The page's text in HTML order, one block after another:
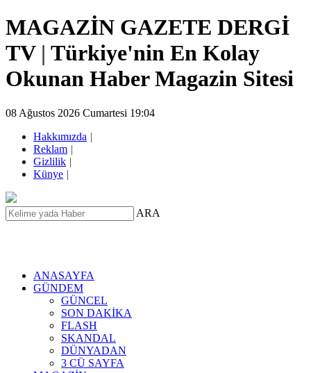
MAGAZİN GAZETE DERGİ
TV | Türkiye'nin En Kolay
Okunan Haber Magazin Sitesi
08 Ağustos 2026 Cumartesi 19:04
Hakkımızda |
Reklam |
Gizlilik |
Künye |
ARA
ANASAYFA
GÜNDEM
GÜNCEL
SON DAKİKA
FLASH
SKANDAL
DÜNYADAN
3 CÜ SAYFA